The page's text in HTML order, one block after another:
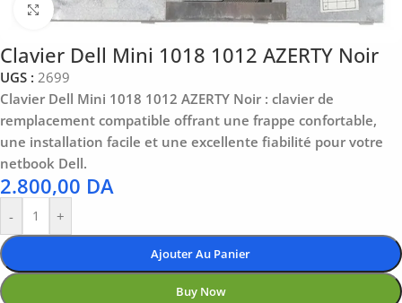
Click to enlarge
Clavier Dell Mini 1018 1012 AZERTY Noir
UGS : 2699
Clavier Dell Mini 1018 1012 AZERTY Noir : clavier de
remplacement compatible offrant une frappe confortable,
une installation facile et une excellente fiabilité pour votre
netbook Dell.
2.800,00 DA
- +
Ajouter Au Panier
Buy Now